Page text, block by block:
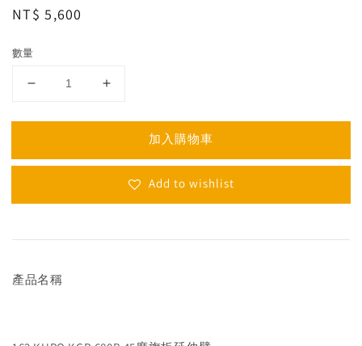
Regular
NT$ 5,600
數量
加入購物車
Add to wishlist
產品名稱